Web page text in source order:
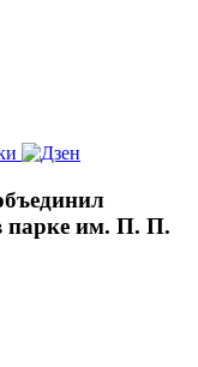
парке им. П. П.